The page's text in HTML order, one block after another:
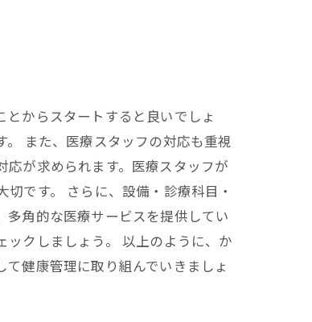
からスタートすると良いでしょ
また、医療スタッフの対応も重視
が求められます。医療スタッフが
です。 さらに、設備・診療科目・
角的な医療サービスを提供してい
クしましょう。 以上のように、か
健康管理に取り組んでいきましょ